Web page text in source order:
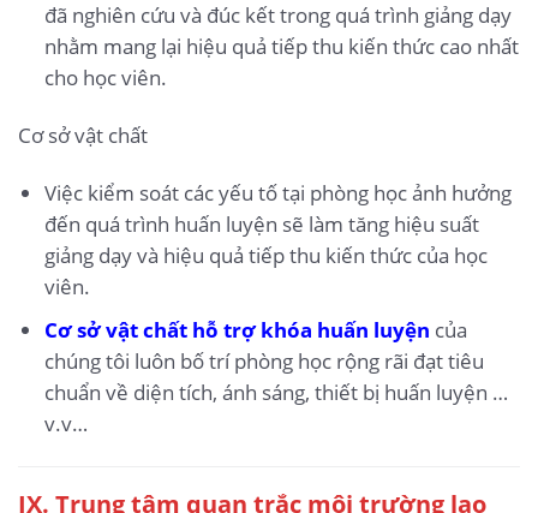
đã nghiên cứu và đúc kết trong quá trình giảng dạy
nhằm mang lại hiệu quả tiếp thu kiến thức cao nhất
cho học viên.
Cơ sở vật chất
Việc kiểm soát các yếu tố tại phòng học ảnh hưởng
đến quá trình huấn luyện sẽ làm tăng hiệu suất
giảng dạy và hiệu quả tiếp thu kiến thức của học
viên.
Cơ sở vật chất hỗ trợ khóa huấn luyện của
chúng tôi luôn bố trí phòng học rộng rãi đạt tiêu
chuẩn về diện tích, ánh sáng, thiết bị huấn luyện …
v.v…
IX. Trung tâm quan trắc môi trường lao